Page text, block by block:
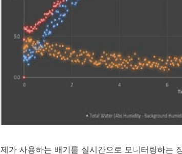
제가 사용하는 배기를 실시간으로 모니터링하는